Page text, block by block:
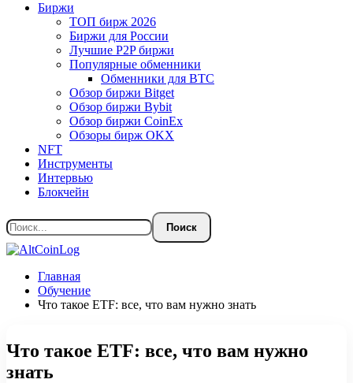
Биржи
ТОП бирж 2026
Биржи для России
Лучшие P2P биржи
Популярные обменники
Обменники для BTC
Обзор биржи Bitget
Обзор биржи Bybit
Обзор биржи CoinEx
Обзоры бирж OKX
NFT
Инструменты
Интервью
Блокчейн
Главная
Обучение
Что такое ETF: все, что вам нужно знать
Что такое ETF: все, что вам нужно
знать